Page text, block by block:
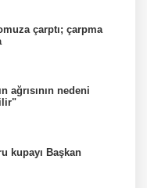
çarptı; çarpma
ağrısının nedeni
kupayı Başkan